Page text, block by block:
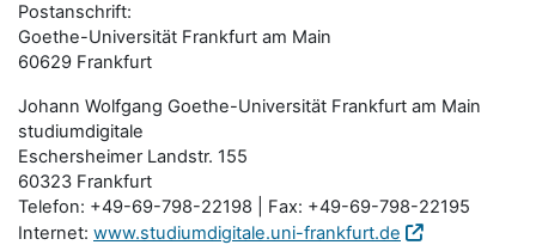
Postanschrift:
Goethe-Universität Frankfurt am Main
60629 Frankfurt
Johann Wolfgang Goethe-Universität Frankfurt am Main
studiumdigitale
Eschersheimer Landstr. 155
60323 Frankfurt
Telefon: +49-69-798-22198 | Fax: +49-69-798-22195
Internet: www.studiumdigitale.uni-frankfurt.de